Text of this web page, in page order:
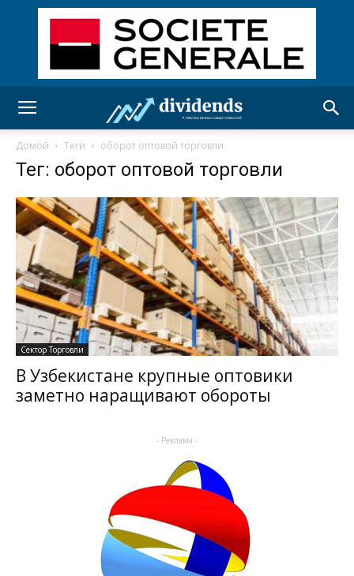
Домой Теги оборот оптовой торговли
Тег: оборот оптовой торговли
Сектор Торговли
В Узбекистане крупные оптовики
заметно наращивают обороты
- Реклама -